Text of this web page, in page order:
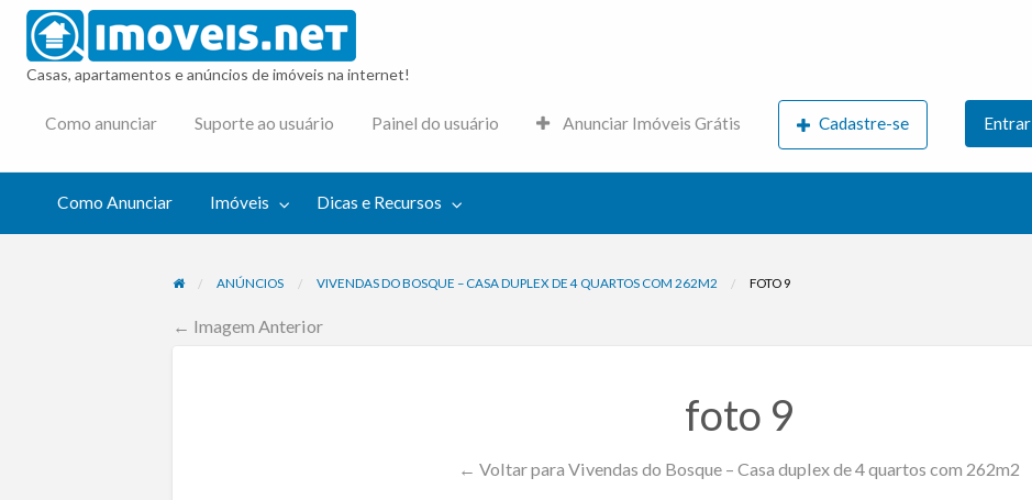
Casas, apartamentos e anúncios de imóveis na internet!
Como anunciar Suporte ao usuário Painel do usuário Anunciar Imóveis Grátis Cadastre-se Entrar
Como Anunciar Imóveis Dicas e Recursos
ANÚNCIOS VIVENDAS DO BOSQUE – CASA DUPLEX DE 4 QUARTOS COM 262M2 FOTO 9
← Imagem Anterior
foto 9
← Voltar para Vivendas do Bosque – Casa duplex de 4 quartos com 262m2